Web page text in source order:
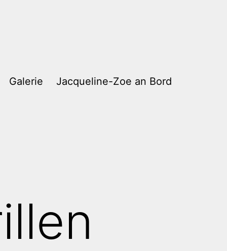
Galerie Jacqueline-Zoe an Bord